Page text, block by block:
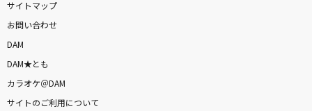
サイトマップ
お問い合わせ
DAM
DAM★とも
カラオケ＠DAM
サイトのご利用について